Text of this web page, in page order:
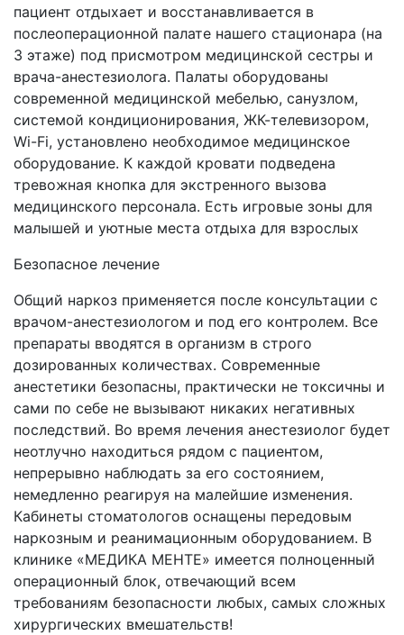
пациент отдыхает и восстанавливается в
послеоперационной палате нашего стационара (на
3 этаже) под присмотром медицинской сестры и
врача-анестезиолога. Палаты оборудованы
современной медицинской мебелью, санузлом,
системой кондиционирования, ЖК-телевизором,
Wi-Fi, установлено необходимое медицинское
оборудование. К каждой кровати подведена
тревожная кнопка для экстренного вызова
медицинского персонала. Есть игровые зоны для
малышей и уютные места отдыха для взрослых
Безопасное лечение
Общий наркоз применяется после консультации с
врачом-анестезиологом и под его контролем. Все
препараты вводятся в организм в строго
дозированных количествах. Современные
анестетики безопасны, практически не токсичны и
сами по себе не вызывают никаких негативных
последствий. Во время лечения анестезиолог будет
неотлучно находиться рядом с пациентом,
непрерывно наблюдать за его состоянием,
немедленно реагируя на малейшие изменения.
Кабинеты стоматологов оснащены передовым
наркозным и реанимационным оборудованием. В
клинике «МЕДИКА МЕНТЕ» имеется полноценный
операционный блок, отвечающий всем
требованиям безопасности любых, самых сложных
хирургических вмешательств!